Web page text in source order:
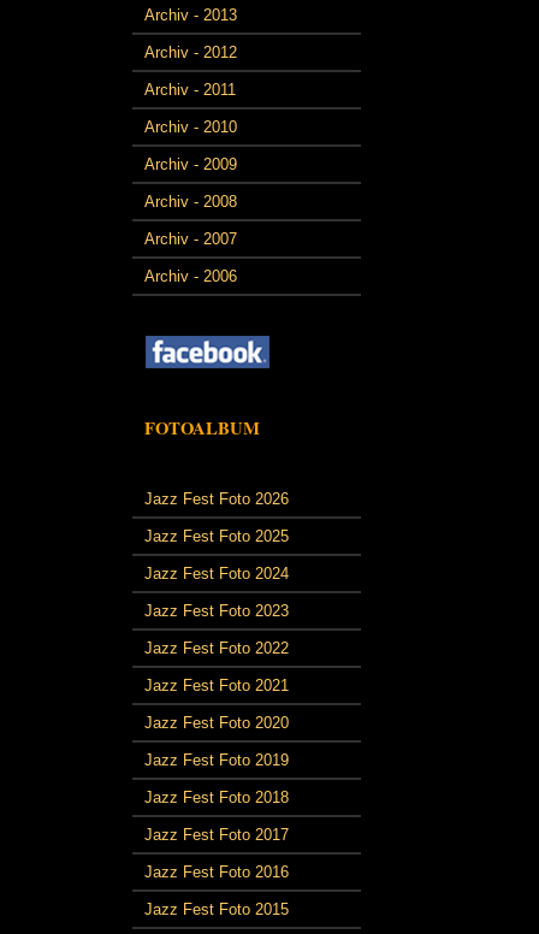
Archiv - 2013
Archiv - 2012
Archiv - 2011
Archiv - 2010
Archiv - 2009
Archiv - 2008
Archiv - 2007
Archiv - 2006
FOTOALBUM
Jazz Fest Foto 2026
Jazz Fest Foto 2025
Jazz Fest Foto 2024
Jazz Fest Foto 2023
Jazz Fest Foto 2022
Jazz Fest Foto 2021
Jazz Fest Foto 2020
Jazz Fest Foto 2019
Jazz Fest Foto 2018
Jazz Fest Foto 2017
Jazz Fest Foto 2016
Jazz Fest Foto 2015